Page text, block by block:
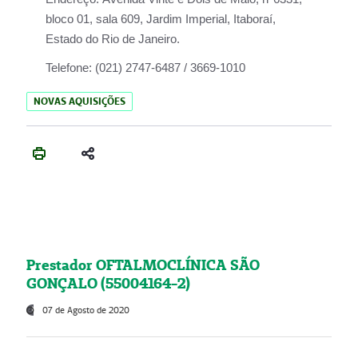
bloco 01, sala 609, Jardim Imperial, Itaboraí,
Estado do Rio de Janeiro.
Telefone: (021) 2747-6487 / 3669-1010
NOVAS AQUISIÇÕES
Prestador OFTALMOCLÍNICA SÃO
GONÇALO (55004164-2)
07 de Agosto de 2020